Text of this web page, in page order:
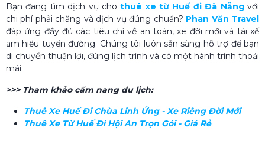
Bạn đang tìm dịch vụ chothuê xe từ Huế đi Đà Nẵngvới
chi phí phải chăng và dịch vụ đúng chuẩn? Phan Văn Travel
đáp ứng đầy đủ các tiêu chí về an toàn, xe đời mới và tài xế
am hiểu tuyến đường. Chúng tôi luôn sẵn sàng hỗ trợ để bạn
di chuyển thuận lợi, đúng lịch trình và có một hành trình thoải
mái.
>>> Tham khảo cẩm nang du lịch:
Thuê Xe Huế Đi Chùa Linh Ứng​ - Xe Riêng Đời Mới
Thuê Xe Từ Huế Đi Hội An Trọn Gói - Giá Rẻ